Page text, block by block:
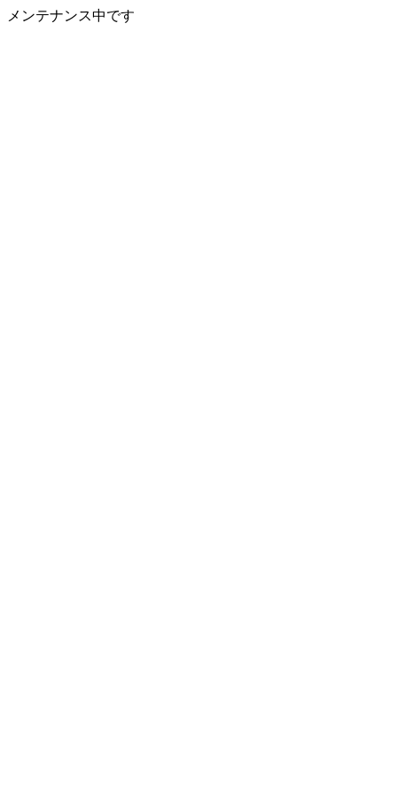
メンテナンス中です